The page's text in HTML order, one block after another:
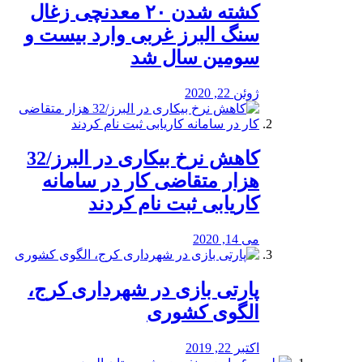
کشته شدن ۲۰ معدنچی زغال
سنگ البرز غربی وارد بیست و
سومین سال شد
ژوئن 22, 2020
کاهش نرخ بیکاری در البرز/32
هزار متقاضی کار در سامانه
کاریابی ثبت نام کردند
می 14, 2020
پارتی بازی در شهرداری کرج،
الگوی کشوری
اکتبر 22, 2019